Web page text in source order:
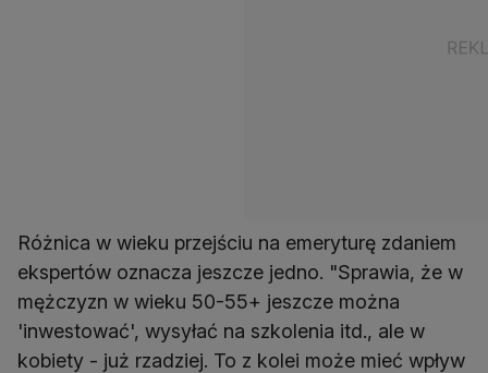
Różnica w wieku przejściu na emeryturę zdaniem
ekspertów oznacza jeszcze jedno. "Sprawia, że w
mężczyzn w wieku 50-55+ jeszcze można
'inwestować', wysyłać na szkolenia itd., ale w
kobiety - już rzadziej. To z kolei może mieć wpływ